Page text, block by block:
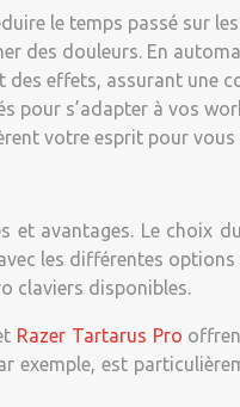
le temps passé sur
des douleurs. En
effets, assurant une
pour s’adapter à vos
votre esprit pour
avantages. Le choix
les différentes
claviers disponibles.
Razer Tartarus Pro
est